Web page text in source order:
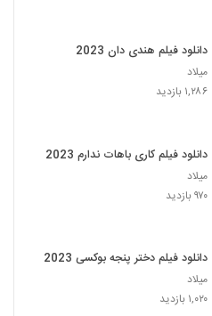
دانلود فیلم هندی دان 2023
میلاد
۱,۲۸۶ بازدید
دانلود فیلم کاری باهات ندارم 2023
میلاد
۹۷۰ بازدید
دانلود فیلم دختر پنجه بوکسی 2023
میلاد
۱,۰۲۰ بازدید